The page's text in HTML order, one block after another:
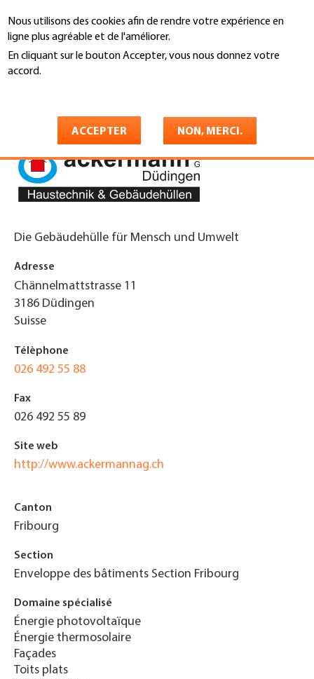
Nous utilisons des cookies afin de rendre votre expérience en
ligne plus agréable et de l'améliorer.
En cliquant sur le bouton Accepter, vous nous donnez votre
accord.
ACCEPTER NON, MERCI.
au
contenu
principal
Recherche
You
Die Gebäudehülle für Mensch und Umwelt
Adresse
Chännelmattstrasse 11
3186 Düdingen
Suisse
Télèphone
026 492 55 88
Fax
026 492 55 89
Site web
http://www.ackermannag.ch
Canton
Fribourg
Section
Enveloppe des bâtiments Section Fribourg
Domaine spécialisé
Énergie photovoltaïque
Énergie thermosolaire
Façades
Toits plats